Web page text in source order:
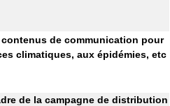
de communication pour
climatiques, aux épidémies, etc
de la campagne de distribution